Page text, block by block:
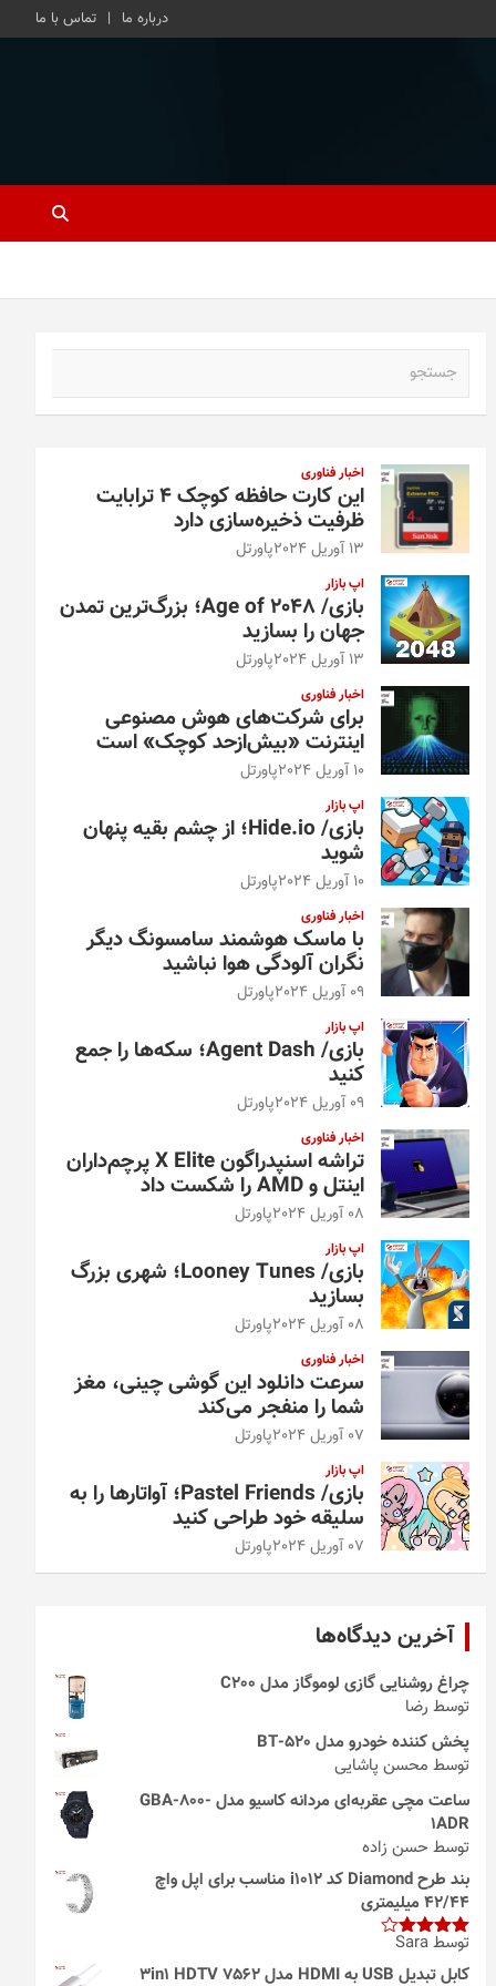
درباره ما تماس با ما
اخبار فناوری
این کارت حافظه کوچک ۴ ترابایت
ظرفیت ذخیره‌سازی دارد
13 آوریل 2024 پاورتل
اپ بازار
بازی/ Age of 2048؛ بزرگ‌ترین تمدن
جهان را بسازید
13 آوریل 2024 پاورتل
اخبار فناوری
برای شرکت‌های هوش مصنوعی
اینترنت «بیش‌از‌حد کوچک» است
10 آوریل 2024 پاورتل
اپ بازار
بازی/ Hide.io؛ از چشم بقیه پنهان
شوید
10 آوریل 2024 پاورتل
اخبار فناوری
با ماسک هوشمند سامسونگ دیگر
نگران آلودگی هوا نباشید
09 آوریل 2024 پاورتل
اپ بازار
بازی/ Agent Dash؛ سکه‌ها را جمع
کنید
09 آوریل 2024 پاورتل
اخبار فناوری
تراشه اسنپدراگون X Elite پرچم‌داران
اینتل و AMD را شکست داد
08 آوریل 2024 پاورتل
اپ بازار
بازی/ Looney Tunes؛ شهری بزرگ
بسازید
08 آوریل 2024 پاورتل
اخبار فناوری
سرعت دانلود این گوشی چینی، مغز
شما را منفجر می‌کند
07 آوریل 2024 پاورتل
اپ بازار
بازی/ Pastel Friends؛ آواتارها را به
سلیقه خود طراحی کنید
07 آوریل 2024 پاورتل
آخرین دیدگاه‌ها
چراغ روشنایی گازی لوموگاز مدل C200
توسط رضا
پخش کننده خودرو مدل 520-BT
توسط محسن پاشایی
ساعت مچی عقربه‌ای مردانه کاسیو مدل GBA-800-
1ADR
توسط حسن زاده
بند طرح Diamond کد i1012 مناسب برای اپل واچ
42/44 میلیمتری
امتیاز4
از 5
توسط Sara
کابل تبدیل USB به HDMI مدل 3in1 HDTV 7562